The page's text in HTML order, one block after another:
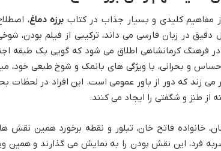
مفاهیم کلیدی و بسیار جذاب در کتاب برزه دماغ،
دقیق در زبان فارسی می داند، ترکیبی از فیلم بودن،
در فرهنگ کرمانشاهی اطلاق می شود که گویی یک طبقه
و بحرانی، با ویژگی های بانمک و شوخ طبعی خود،
می زند که دور از باور عمومی است. این افراد در لحظات
از طنز و شگفتی را ایجاد می کنند.
خانواده فاتح خان، تبلور و نقطه برخورد همین
فرد، این نقش بودن را به نمایش می گذارند و همین